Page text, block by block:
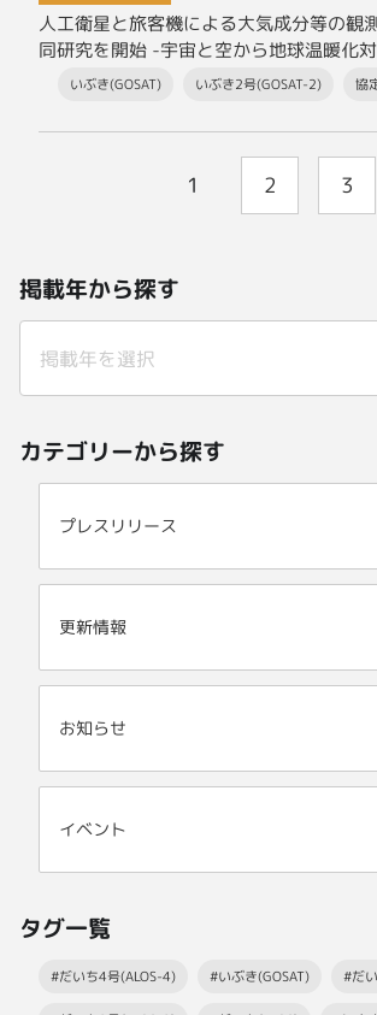
人工衛星と旅客機による大気成分等の観
同研究を開始 -宇宙と空から地球温暖化
いぶき(GOSAT) いぶき2号(GOSAT-2) 協
1 2 3
掲載年から探す
カテゴリーから探す
プレスリリース
更新情報
お知らせ
イベント
タグ一覧
#だいち4号(ALOS-4) #いぶき(GOSAT) #だ